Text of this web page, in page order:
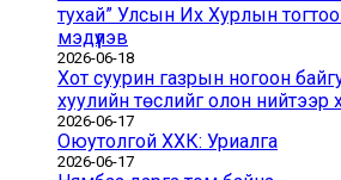
тухай” Улсын Их Хурлын
мэдүүлэв
2026-06-18
Хот суурин газрын ногоон
хуулийн төслийг олон нийтээр
2026-06-17
Оюутолгой ХХК: Уриалга
2026-06-17